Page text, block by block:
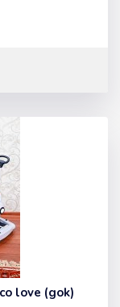
love (gok)